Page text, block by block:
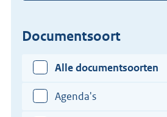
Documentsoort
Alle documentsoorten
Agenda's